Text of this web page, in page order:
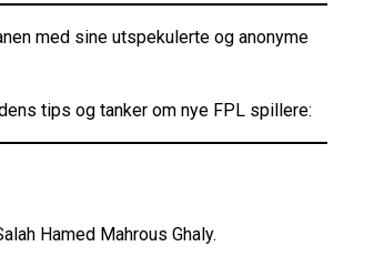
med sine utspekulerte og anonyme
tips og tanker om nye FPL spillere:
Hamed Mahrous Ghaly.